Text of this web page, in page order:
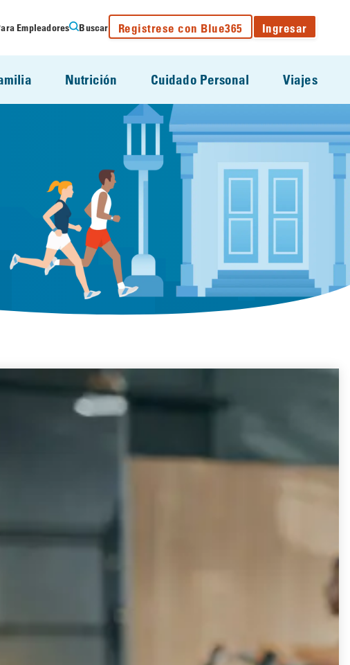
Empleadores Buscar Registrese con Blue365 Ingresar
Nutrición Cuidado Personal Viajes